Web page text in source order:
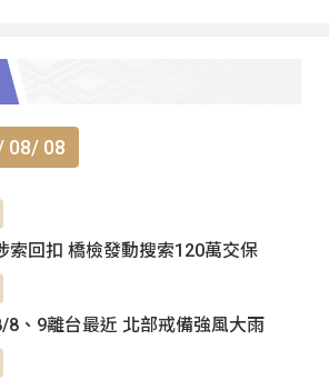
08/ 08
索回扣 橋檢發動搜索120萬交保
8、9離台最近 北部戒備強風大雨